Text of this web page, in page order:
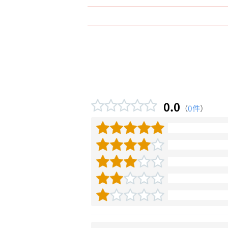
0.0 （0件）